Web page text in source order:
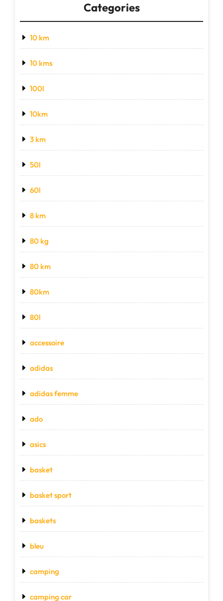
Categories
10 km
10 kms
100l
10km
3 km
50l
60l
8 km
80 kg
80 km
80km
80l
accessoire
adidas
adidas femme
ado
asics
basket
basket sport
baskets
bleu
camping
camping car